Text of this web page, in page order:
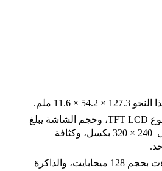
× 11.6 ملم.
شاشة الهاتف جاءت من نوع TFT LCD، وحجم الشاشة يبلغ
2.8 بوصة، ودقتها تصل إلى 240 × 320 بكسل، وكثافة
ذاكرة الهاتف الداخلية جاءت بحجم 128 ميجابايت، والذاكرة